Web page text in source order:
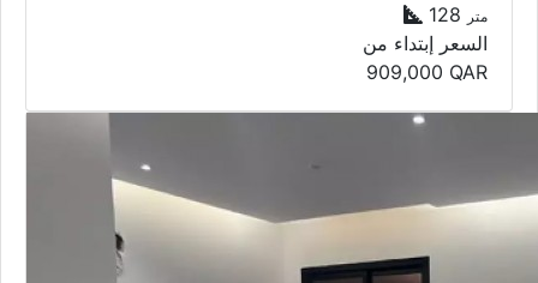
128
متر
السعر إبتداء من
909,000 QAR